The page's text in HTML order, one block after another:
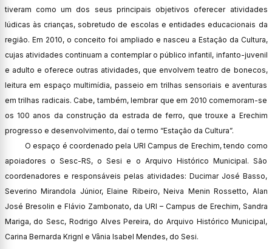
tiveram como um dos seus principais objetivos oferecer atividades
lúdicas às crianças, sobretudo de escolas e entidades educacionais da
região. Em 2010, o conceito foi ampliado e nasceu a Estação da Cultura,
cujas atividades continuam a contemplar o público infantil, infanto-juvenil
e adulto e oferece outras atividades, que envolvem teatro de bonecos,
leitura em espaço multimídia, passeio em trilhas sensoriais e aventuras
em trilhas radicais. Cabe, também, lembrar que em 2010 comemoram-se
os 100 anos da construção da estrada de ferro, que trouxe a Erechim
progresso e desenvolvimento, daí o termo “Estação da Cultura”.
O espaço é coordenado pela URI Campus de Erechim, tendo como
apoiadores o Sesc-RS, o Sesi e o Arquivo Histórico Municipal. São
coordenadores e responsáveis pelas atividades: Ducimar José Basso,
Severino Mirandola Júnior, Elaine Ribeiro, Neiva Menin Rossetto, Alan
José Bresolin e Flávio Zambonato, da URI – Campus de Erechim, Sandra
Mariga, do Sesc, Rodrigo Alves Pereira, do Arquivo Histórico Municipal,
Carina Bernarda Krignl e Vânia Isabel Mendes, do Sesi.